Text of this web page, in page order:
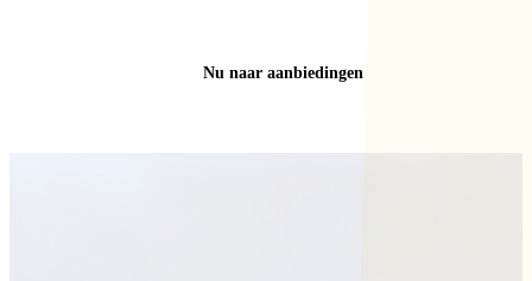
Nu naar aanbiedingen